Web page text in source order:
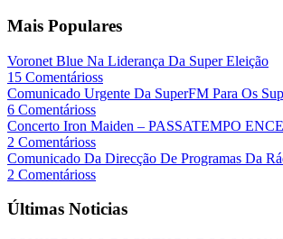
Mais Populares
Voronet Blue Na Liderança Da Super Eleição
15 Comentárioss
Comunicado Urgente Da SuperFM Para Os
6 Comentárioss
Concerto Iron Maiden – PASSATEMPO
2 Comentárioss
Comunicado Da Direcção De Programas Da
2 Comentárioss
Últimas Noticias